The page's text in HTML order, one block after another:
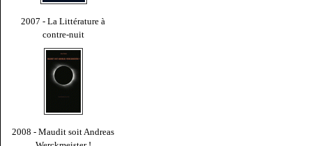
2007 - La Littérature à
contre-nuit
2008 - Maudit soit Andreas